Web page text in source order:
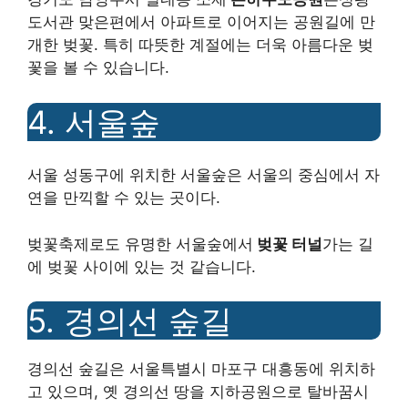
도서관 맞은편에서 아파트로 이어지는 공원길에 만
개한 벚꽃. 특히 따뜻한 계절에는 더욱 아름다운 벚
꽃을 볼 수 있습니다.
4. 서울숲
서울 성동구에 위치한 서울숲은 서울의 중심에서 자
연을 만끽할 수 있는 곳이다.
벚꽃축제로도 유명한 서울숲에서 벚꽃 터널가는 길
에 벚꽃 사이에 있는 것 같습니다.
5. 경의선 숲길
경의선 숲길은 서울특별시 마포구 대흥동에 위치하
고 있으며, 옛 경의선 땅을 지하공원으로 탈바꿈시